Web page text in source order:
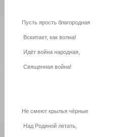
Пусть ярость благородная
Вскипает, как волна!
Идёт война народная,
Священная война!
Не смеют крылья чёрные
Над Родиной летать,